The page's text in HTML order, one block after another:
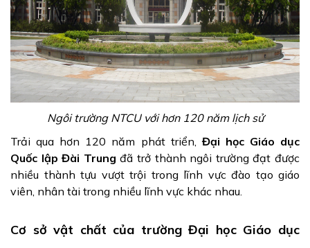
Ngôi trường NTCU với hơn 120 năm lịch sử
Trải qua hơn 120 năm phát triển,Đại học Giáo dục
Quốc lập Đài Trung đã trở thành ngôi trường đạt được
nhiều thành tựu vượt trội trong lĩnh vực đào tạo giáo
viên, nhân tài trong nhiều lĩnh vực khác nhau.
Cơ sở vật chất của trường Đại học Giáo dục